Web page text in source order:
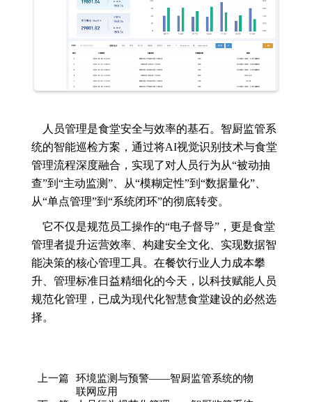
人员管理是食堂安全与效率的基石。智厨监管系
统的智能巡检方案，通过将AI视觉识别技术与食堂
管理流程深度融合，实现了对人员行为从“被动抽
查”到“主动监测”、从“模糊定性”到“数据量化”、
从“单点管理”到“系统闭环”的彻底转变。
它不仅是规范员工操作的“电子督导”，更是食堂
管理者提升运营效率、构建安全文化、实现数据智
能决策的核心管理工具。在餐饮行业人力成本攀
升、管理标准日益精细化的今天，以科技赋能人员
规范化管理，已成为现代化智慧食堂建设的必然选
择。
上一篇
环境监测与预警——智厨监管系统的物
联网应用